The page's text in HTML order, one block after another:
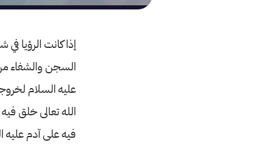
إذا كانت الرؤيا
السجن والشفاء
عليه السلام
الله تعالى خلق
فيه على آدم عليه